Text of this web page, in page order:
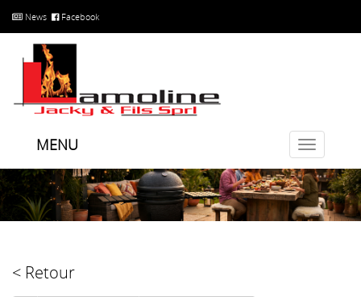
News Facebook
Toggle
MENU
< Retour